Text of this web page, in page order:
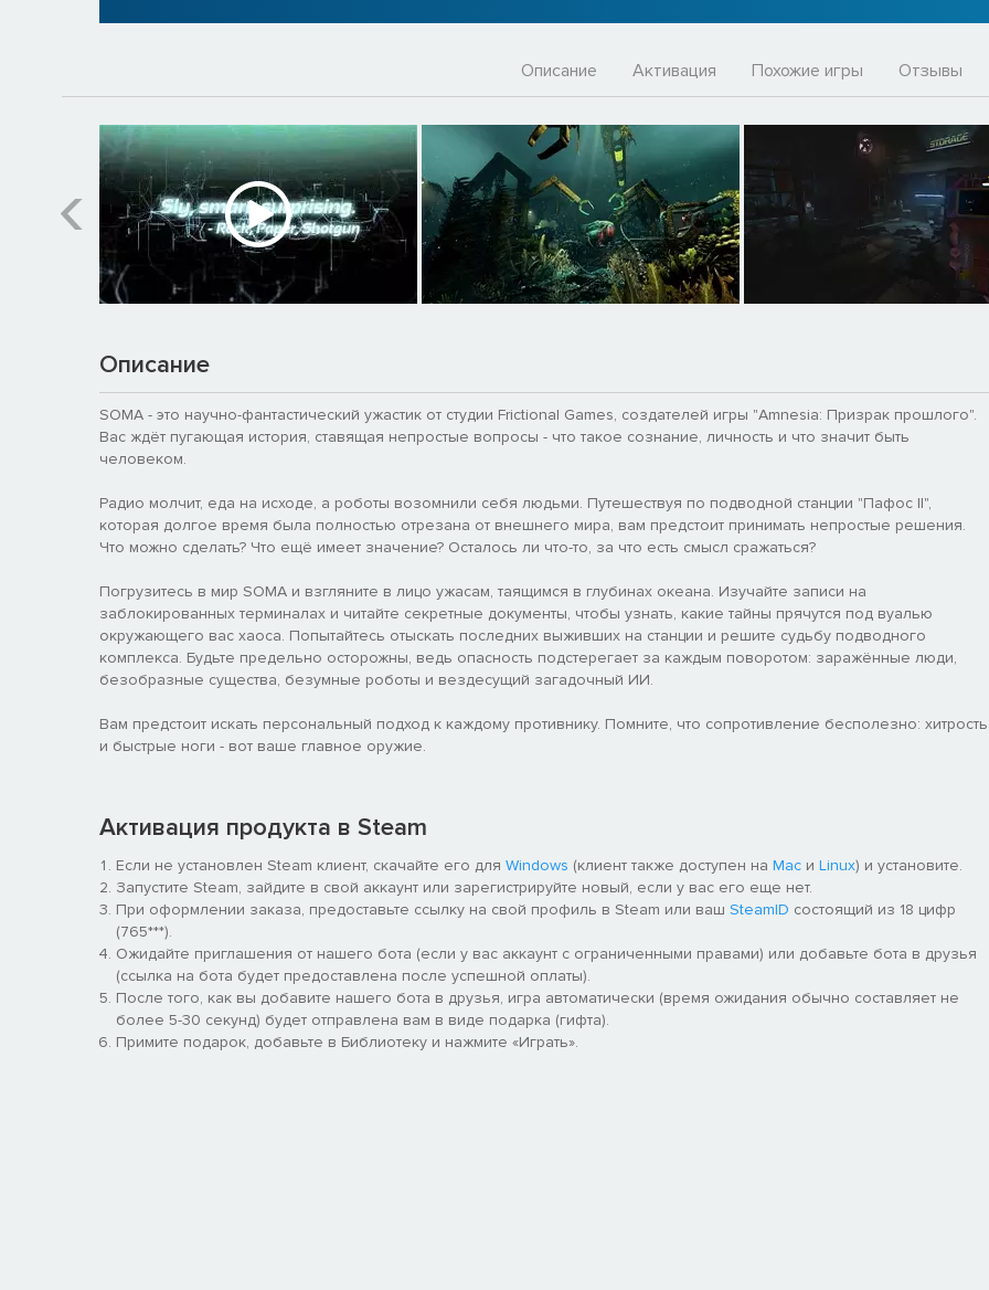
Описание Активация Похожие игры Отзывы
Описание
SOMA - это научно-фантастический ужастик от студии Frictional Games, создателей игры "Amnesia: Призрак прошлого".
Вас ждёт пугающая история, ставящая непростые вопросы - что такое сознание, личность и что значит быть
человеком.
Радио молчит, еда на исходе, а роботы возомнили себя людьми. Путешествуя по подводной станции "Пафос II",
которая долгое время была полностью отрезана от внешнего мира, вам предстоит принимать непростые решения.
Что можно сделать? Что ещё имеет значение? Осталось ли что-то, за что есть смысл сражаться?
Погрузитесь в мир SOMA и взгляните в лицо ужасам, таящимся в глубинах океана. Изучайте записи на
заблокированных терминалах и читайте секретные документы, чтобы узнать, какие тайны прячутся под вуалью
окружающего вас хаоса. Попытайтесь отыскать последних выживших на станции и решите судьбу подводного
комплекса. Будьте предельно осторожны, ведь опасность подстерегает за каждым поворотом: заражённые люди,
безобразные существа, безумные роботы и вездесущий загадочный ИИ.
Вам предстоит искать персональный подход к каждому противнику. Помните, что сопротивление бесполезно: хитрость
и быстрые ноги - вот ваше главное оружие.
Активация продукта в Steam
Если не установлен Steam клиент, скачайте его для Windows (клиент также доступен на Mac и Linux) и установите.
Запустите Steam, зайдите в свой аккаунт или зарегистрируйте новый, если у вас его еще нет.
При оформлении заказа, предоставьте ссылку на свой профиль в Steam или ваш SteamID состоящий из 18 цифр
(765***).
Ожидайте приглашения от нашего бота (если у вас аккаунт с ограниченными правами) или добавьте бота в друзья
(ссылка на бота будет предоставлена после успешной оплаты).
После того, как вы добавите нашего бота в друзья, игра автоматически (время ожидания обычно составляет не
более 5-30 секунд) будет отправлена вам в виде подарка (гифта).
Примите подарок, добавьте в Библиотеку и нажмите «Играть».